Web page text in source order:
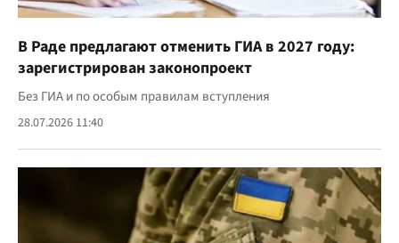
В Раде предлагают отменить ГИА в 2027 году:
зарегистрирован законопроект
Без ГИА и по особым правилам вступления
28.07.2026 11:40